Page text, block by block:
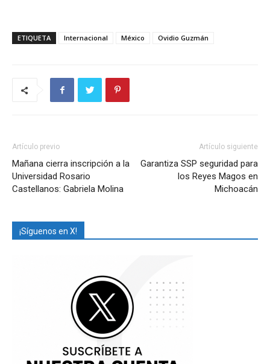
ETIQUETA Internacional México Ovidio Guzmán
Artículo previo
Mañana cierra inscripción a la
Universidad Rosario
Castellanos: Gabriela Molina
Artículo siguiente
Garantiza SSP seguridad para
los Reyes Magos en
Michoacán
¡Síguenos en X!